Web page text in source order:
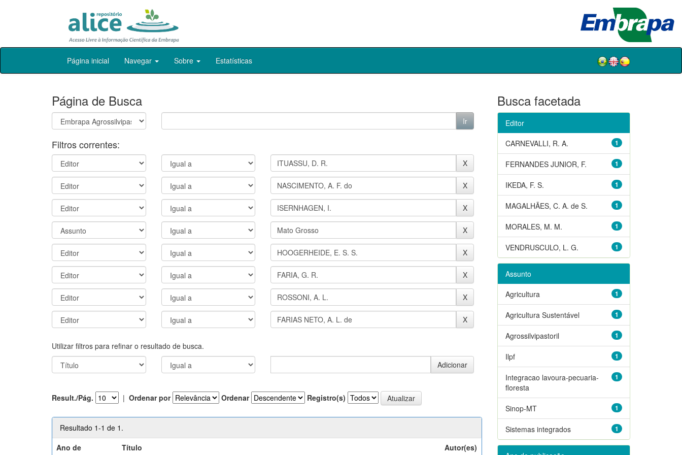
Skip
Página inicial Navegar Sobre Estatísticas
Página de Busca
Filtros correntes:
Utilizar filtros para refinar o resultado de busca.
Result./Pág. | Ordenar por Ordenar Registro(s)
Resultado 1-1 de 1.
Ano de
Título Autor(es)
Busca facetada
Editor
1
CARNEVALLI, R. A.
1
FERNANDES JUNIOR, F.
1
IKEDA, F. S.
1
MAGALHÃES, C. A. de S.
1
MORALES, M. M.
1
VENDRUSCULO, L. G.
Assunto
1
Agricultura
1
Agricultura Sustentável
1
Agrossilvipastoril
1
Ilpf
1
Integracao lavoura-pecuaria-
floresta
1
Sinop-MT
1
Sistemas integrados